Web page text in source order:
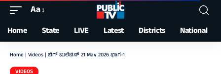
Font
Resizer
Aa
Home State LIVE Latest Districts National
Home | Videos | ಬಿಗ್‌ ಬುಲೆಟಿನ್‌ 21 May 2026 ಭಾಗ-1
VIDEOS